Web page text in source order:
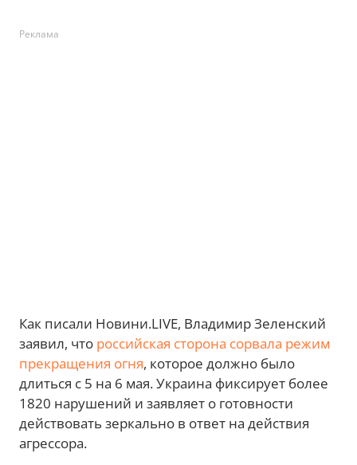
Реклама
Как писали Новини.LIVE, Владимир Зеленский
заявил, что российская сторона сорвала режим
прекращения огня, которое должно было
длиться с 5 на 6 мая. Украина фиксирует более
1820 нарушений и заявляет о готовности
действовать зеркально в ответ на действия
агрессора.